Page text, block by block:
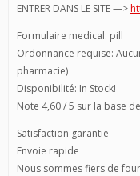
ENTRER DANS LE SITE —>
Formulaire medical: pill
Ordonnance requise:
pharmacie)
Disponibilité: In Stock!
Note 4,60 / 5 sur la base
Satisfaction garantie
Envoie rapide
Nous sommes fiers de